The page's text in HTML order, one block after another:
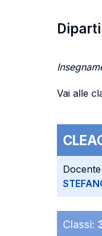
Vai alle
Classi: